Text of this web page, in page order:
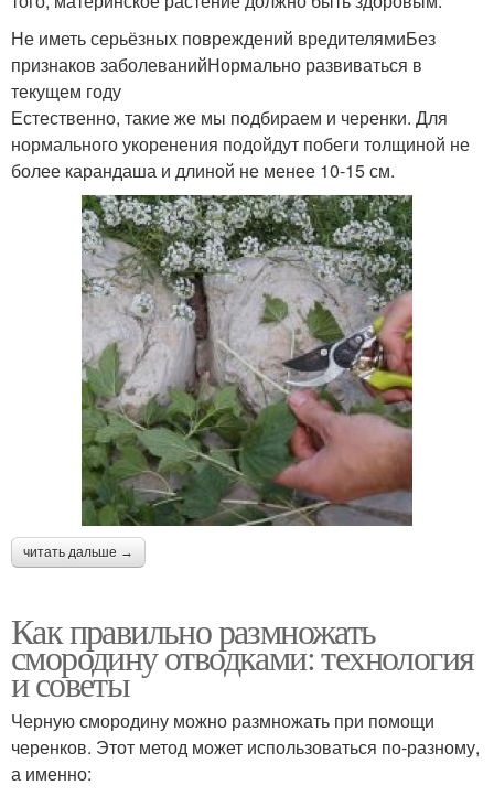
Не иметь серьёзных повреждений вредителямиБез
признаков заболеванийНормально развиваться в
текущем году
Естественно, такие же мы подбираем и черенки. Для
нормального укоренения подойдут побеги толщиной не
более карандаша и длиной не менее 10-15 см.
читать дальше →
Как правильно размножать
смородину отводками: технология
и советы
Черную смородину можно размножать при помощи
черенков. Этот метод может использоваться по-разному,
а именно: